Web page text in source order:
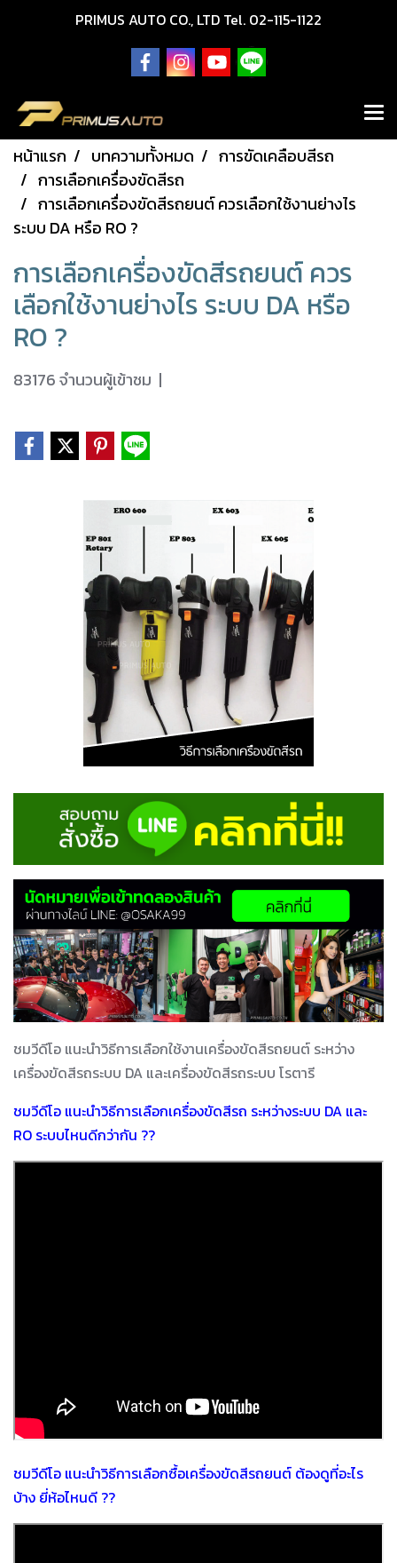
PRIMUS AUTO CO., LTD Tel. 02-115-1122
หน้าแรก บทความทั้งหมด
การขัดเคลือบสีรถ
การเลือกเครื่องขัดสีรถ
การเลือกเครื่องขัดสีรถยนต์ ควรเลือกใช้งานย่างไร
ระบบ DA หรือ RO ?
การเลือกเครื่องขัดสีรถยนต์ ควร
เลือกใช้งานย่างไร ระบบ DA หรือ
RO ?
83176 จำนวนผู้เข้าชม |
ชมวีดีโอ แนะนำวิธีการเลือกใช้งานเครื่องขัดสีรถยนต์ ระหว่าง
เครื่องขัดสีรถระบบ DA และเครื่องขัดสีรถระบบ โรตารี
ชมวีดีโอ แนะนำวิธีการเลือกเครื่องขัดสีรถ ระหว่างระบบ DA และ
RO ระบบไหนดีกว่ากัน ??
ชมวีดีโอ แนะนำวิธีการเลือกซื้อเครื่องขัดสีรถยนต์ ต้องดูที่อะไร
บ้าง ยี่ห้อไหนดี ??